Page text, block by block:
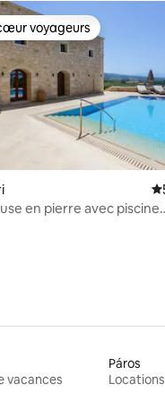
5, 55 commentaires
voyageurs
voyageurs
en pierre avec piscine
vacances
Páros